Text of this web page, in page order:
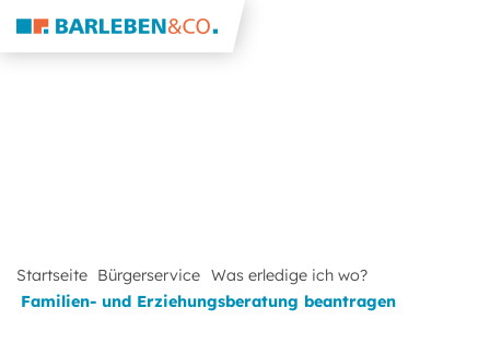
Startseite Bürgerservice Was erledige ich wo?
Familien- und Erziehungsberatung beantragen